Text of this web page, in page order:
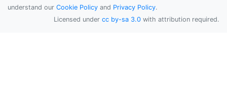
understand our Cookie Policy and Privacy Policy.
Licensed under cc by-sa 3.0 with attribution required.